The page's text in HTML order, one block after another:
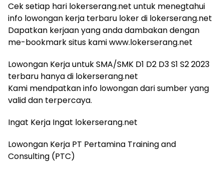
Cek setiap hari lokerserang.net untuk menegtahui
info lowongan kerja terbaru loker di lokerserang.net
Dapatkan kerjaan yang anda dambakan dengan
me-bookmark situs kami www.lokerserang.net
Lowongan Kerja untuk SMA/SMK D1 D2 D3 S1 S2 2023
terbaru hanya di lokerserang.net
Kami mendpatkan info lowongan dari sumber yang
valid dan terpercaya.
Ingat Kerja Ingat lokerserang.net
Lowongan Kerja PT Pertamina Training and
Consulting (PTC)